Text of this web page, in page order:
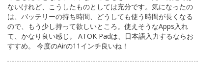
ないけれど、こうしたものとしては充分です。気になったの
は、バッテリーの持ち時間、どうしても使う時間が長くなる
ので、もう少し持って欲しいところ。使えそうなApps入れ
て、かなり良い感じ。 ATOK Padは、日本語入力するならお
すすめ。 今度のAirの11インチ良いね！